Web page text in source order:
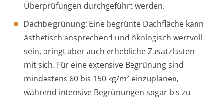
Überprüfungen durchgeführt werden.
Dachbegrünung: Eine begrünte Dachfläche kann
ästhetisch ansprechend und ökologisch wertvoll
sein, bringt aber auch erhebliche Zusatzlasten
mit sich. Für eine extensive Begrünung sind
mindestens 60 bis 150 kg/m² einzuplanen,
während intensive Begrünungen sogar bis zu